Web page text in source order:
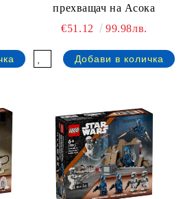
прехващач на Асока
€51.12
99.98лв.